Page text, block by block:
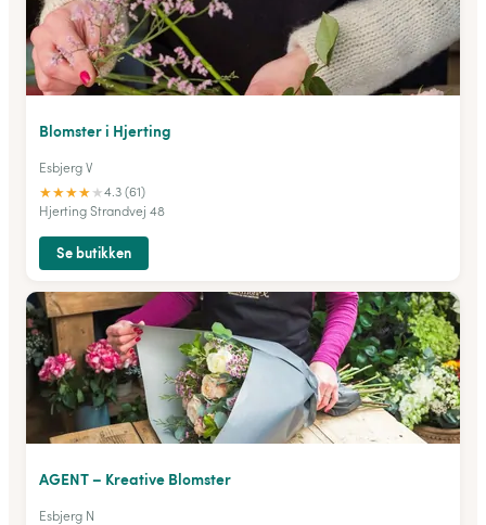
Blomster i Hjerting
Esbjerg V
★★★★★4.3 (61)
Hjerting Strandvej 48
Se butikken
AGENT – Kreative Blomster
Esbjerg N